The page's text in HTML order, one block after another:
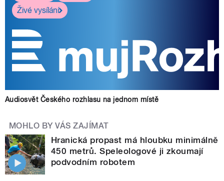
Živé vysílání
Audiosvět Českého rozhlasu na jednom místě
MOHLO BY VÁS ZAJÍMAT
Hranická propast má hloubku minimálně
450 metrů. Speleologové ji zkoumají
podvodním robotem